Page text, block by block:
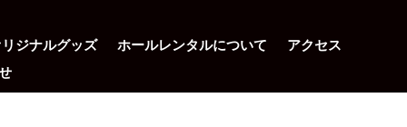
ジナルグッズ ホールレンタルについて
アクセス